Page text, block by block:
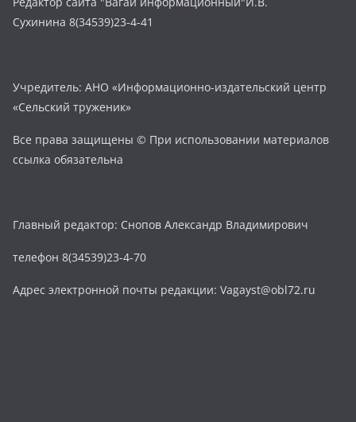
Сухинина 8(34539)23-4-41
Учредитель: АНО «Информационно-издательский центр
«Сельский труженик»
Все права защищены © При использовании материалов
ссылка обязательна
Главный редактор: Снопов Александр Владимирович
телефон 8(34539)23-4-70
Адрес электронной почты редакции: Vagayst@obl72.ru